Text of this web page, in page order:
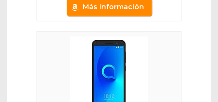
Más información